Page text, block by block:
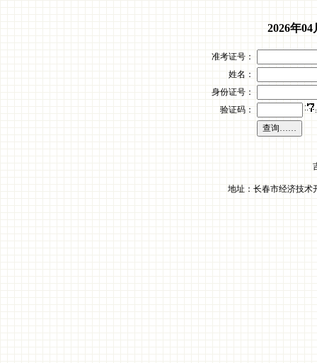
2026年
准考证号：
姓名：
身份证号：
验证码：
地址：长春市经济技术